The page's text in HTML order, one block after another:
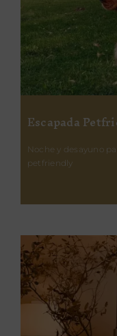
Escapada
Noche y desayuno
petfriendly